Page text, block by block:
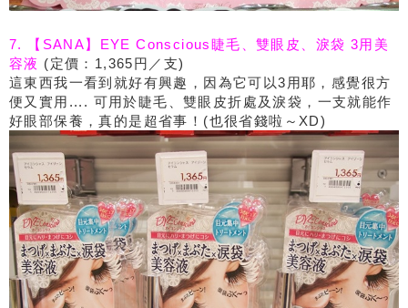
7. 【SANA】EYE Conscious睫毛、雙眼皮、淚袋 3用美
容液 (定價：1,365円／支)
這東西我一看到就好有興趣，因為它可以3用耶，感覺很方
便又實用.... 可用於睫毛、雙眼皮折處及淚袋，一支就能作
好眼部保養，真的是超省事！(也很省錢啦～XD)